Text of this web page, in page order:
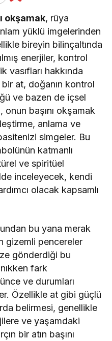
okşamak, rüya
yüklü imgelerinden
bireyin bilinçaltında
enerjiler, kontrol
vasıfları hakkında
bir at, doğanın kontrol
ve bazen de içsel
onun başını okşamak
anlama ve
simgeler. Bu
katmanlı
ve spiritüel
inceleyecek, kendi
olacak kapsamlı
bu yana merak
gizemli pencereler
gönderdiği bu
fark
ve durumları
Özellikle at gibi güçlü
belirmesi, genellikle
ve yaşamdaki
bir atın başını